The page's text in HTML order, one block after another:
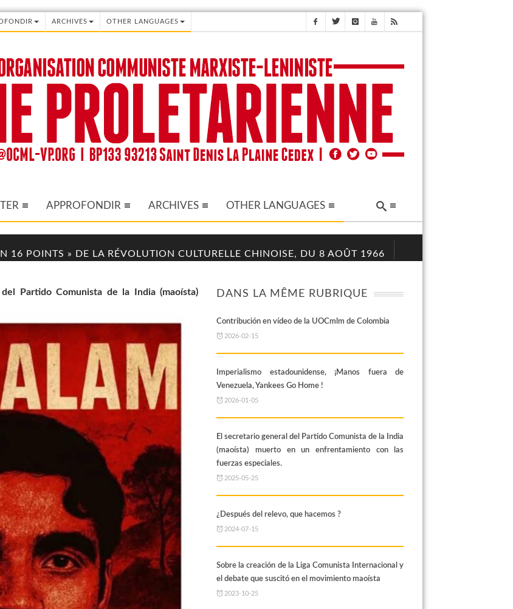
ARCHIVES OTHER LANGUAGES
APPROFONDIR ARCHIVES OTHER LANGUAGES
16 POINTS » DE LA RÉVOLUTION CULTURELLE CHINOISE, DU 8 AOÛT 1966
Partido Comunista de la India (maoísta)
DANS LA MÊME RUBRIQUE
Contribución en vídeo de la UOCmlm de Colombia
2026-02-15
Imperialismo estadounidense, ¡Manos fuera de
Venezuela, Yankees Go Home !
2026-01-05
El secretario general del Partido Comunista de la India
(maoísta) muerto en un enfrentamiento con las
fuerzas especiales.
2025-05-25
¿Después del relevo, que hacemos ?
2024-07-15
Sobre la creación de la Liga Comunista Internacional y
el debate que suscitó en el movimiento maoísta
2023-10-25